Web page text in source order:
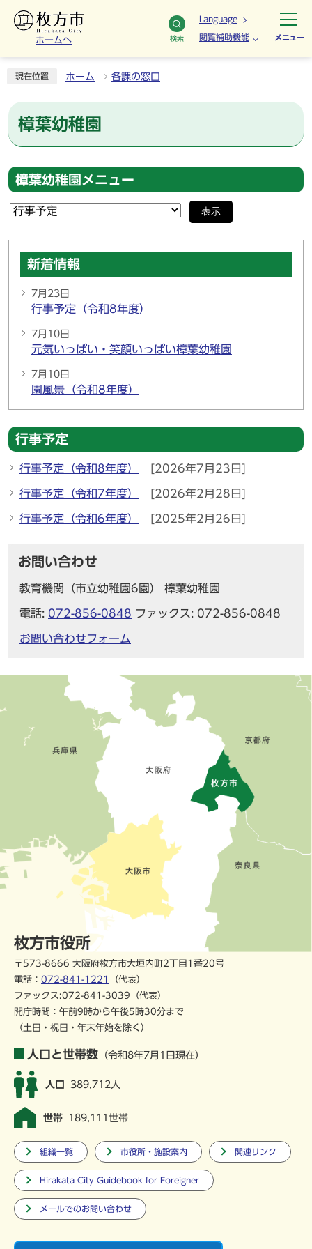
ホームへ 検索
Language
閲覧補助機能 メニュー
現在位置 ホーム 各課の窓口
樟葉幼稚園
樟葉幼稚園メニュー
表示
新着情報
7月23日
行事予定（令和8年度）
7月10日
元気いっぱい・笑顔いっぱい樟葉幼稚園
7月10日
園風景（令和8年度）
行事予定
行事予定（令和8年度） [2026年7月23日]
行事予定（令和7年度） [2026年2月28日]
行事予定（令和6年度） [2025年2月26日]
お問い合わせ
教育機関（市立幼稚園6園） 樟葉幼稚園
電話: 072-856-0848 ファックス: 072-856-0848
お問い合わせフォーム
枚方市役所
〒573-8666 大阪府枚方市大垣内町2丁目1番20号
電話： 072-841-1221
（代表）
ファックス:072-841-3039（代表）
開庁時間：午前9時から午後5時30分まで
（土日・祝日・年末年始を除く）
人口と世帯数 （令和8年7月1日現在）
人口 389,712人
世帯 189,111世帯
組織一覧 市役所・施設案内 関連リンク
Hirakata City Guidebook for Foreigner
メールでのお問い合わせ